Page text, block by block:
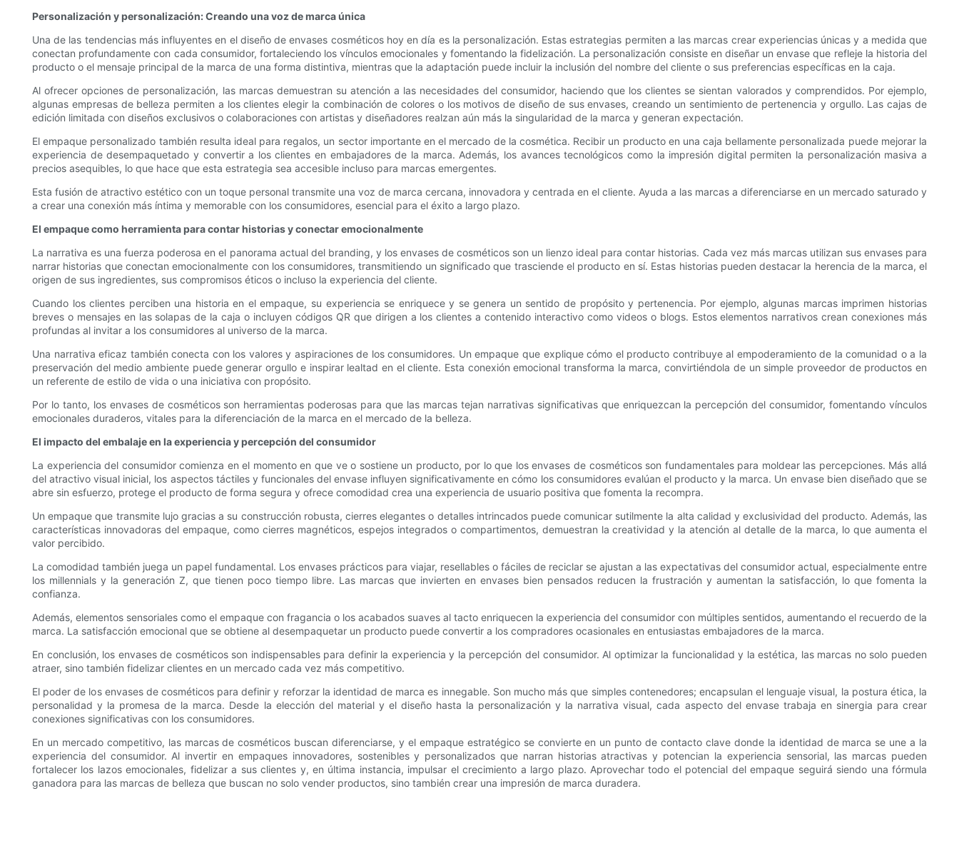
Personalización y personalización: Creando una voz de marca única
Una de las tendencias más influyentes en el diseño de envases cosméticos hoy en día es la personalización. Estas estrategias permiten a las marcas crear experiencias únicas y a medida que
conectan profundamente con cada consumidor, fortaleciendo los vínculos emocionales y fomentando la fidelización. La personalización consiste en diseñar un envase que refleje la historia del
producto o el mensaje principal de la marca de una forma distintiva, mientras que la adaptación puede incluir la inclusión del nombre del cliente o sus preferencias específicas en la caja.
Al ofrecer opciones de personalización, las marcas demuestran su atención a las necesidades del consumidor, haciendo que los clientes se sientan valorados y comprendidos. Por ejemplo,
algunas empresas de belleza permiten a los clientes elegir la combinación de colores o los motivos de diseño de sus envases, creando un sentimiento de pertenencia y orgullo. Las cajas de
edición limitada con diseños exclusivos o colaboraciones con artistas y diseñadores realzan aún más la singularidad de la marca y generan expectación.
El empaque personalizado también resulta ideal para regalos, un sector importante en el mercado de la cosmética. Recibir un producto en una caja bellamente personalizada puede mejorar la
experiencia de desempaquetado y convertir a los clientes en embajadores de la marca. Además, los avances tecnológicos como la impresión digital permiten la personalización masiva a
precios asequibles, lo que hace que esta estrategia sea accesible incluso para marcas emergentes.
Esta fusión de atractivo estético con un toque personal transmite una voz de marca cercana, innovadora y centrada en el cliente. Ayuda a las marcas a diferenciarse en un mercado saturado y
a crear una conexión más íntima y memorable con los consumidores, esencial para el éxito a largo plazo.
El empaque como herramienta para contar historias y conectar emocionalmente
La narrativa es una fuerza poderosa en el panorama actual del branding, y los envases de cosméticos son un lienzo ideal para contar historias. Cada vez más marcas utilizan sus envases para
narrar historias que conectan emocionalmente con los consumidores, transmitiendo un significado que trasciende el producto en sí. Estas historias pueden destacar la herencia de la marca, el
origen de sus ingredientes, sus compromisos éticos o incluso la experiencia del cliente.
Cuando los clientes perciben una historia en el empaque, su experiencia se enriquece y se genera un sentido de propósito y pertenencia. Por ejemplo, algunas marcas imprimen historias
breves o mensajes en las solapas de la caja o incluyen códigos QR que dirigen a los clientes a contenido interactivo como videos o blogs. Estos elementos narrativos crean conexiones más
profundas al invitar a los consumidores al universo de la marca.
Una narrativa eficaz también conecta con los valores y aspiraciones de los consumidores. Un empaque que explique cómo el producto contribuye al empoderamiento de la comunidad o a la
preservación del medio ambiente puede generar orgullo e inspirar lealtad en el cliente. Esta conexión emocional transforma la marca, convirtiéndola de un simple proveedor de productos en
un referente de estilo de vida o una iniciativa con propósito.
Por lo tanto, los envases de cosméticos son herramientas poderosas para que las marcas tejan narrativas significativas que enriquezcan la percepción del consumidor, fomentando vínculos
emocionales duraderos, vitales para la diferenciación de la marca en el mercado de la belleza.
El impacto del embalaje en la experiencia y percepción del consumidor
La experiencia del consumidor comienza en el momento en que ve o sostiene un producto, por lo que los envases de cosméticos son fundamentales para moldear las percepciones. Más allá
del atractivo visual inicial, los aspectos táctiles y funcionales del envase influyen significativamente en cómo los consumidores evalúan el producto y la marca. Un envase bien diseñado que se
abre sin esfuerzo, protege el producto de forma segura y ofrece comodidad crea una experiencia de usuario positiva que fomenta la recompra.
Un empaque que transmite lujo gracias a su construcción robusta, cierres elegantes o detalles intrincados puede comunicar sutilmente la alta calidad y exclusividad del producto. Además, las
características innovadoras del empaque, como cierres magnéticos, espejos integrados o compartimentos, demuestran la creatividad y la atención al detalle de la marca, lo que aumenta el
valor percibido.
La comodidad también juega un papel fundamental. Los envases prácticos para viajar, resellables o fáciles de reciclar se ajustan a las expectativas del consumidor actual, especialmente entre
los millennials y la generación Z, que tienen poco tiempo libre. Las marcas que invierten en envases bien pensados ​​reducen la frustración y aumentan la satisfacción, lo que fomenta la
confianza.
Además, elementos sensoriales como el empaque con fragancia o los acabados suaves al tacto enriquecen la experiencia del consumidor con múltiples sentidos, aumentando el recuerdo de la
marca. La satisfacción emocional que se obtiene al desempaquetar un producto puede convertir a los compradores ocasionales en entusiastas embajadores de la marca.
En conclusión, los envases de cosméticos son indispensables para definir la experiencia y la percepción del consumidor. Al optimizar la funcionalidad y la estética, las marcas no solo pueden
atraer, sino también fidelizar clientes en un mercado cada vez más competitivo.
El poder de los envases de cosméticos para definir y reforzar la identidad de marca es innegable. Son mucho más que simples contenedores; encapsulan el lenguaje visual, la postura ética, la
personalidad y la promesa de la marca. Desde la elección del material y el diseño hasta la personalización y la narrativa visual, cada aspecto del envase trabaja en sinergia para crear
conexiones significativas con los consumidores.
En un mercado competitivo, las marcas de cosméticos buscan diferenciarse, y el empaque estratégico se convierte en un punto de contacto clave donde la identidad de marca se une a la
experiencia del consumidor. Al invertir en empaques innovadores, sostenibles y personalizados que narran historias atractivas y potencian la experiencia sensorial, las marcas pueden
fortalecer los lazos emocionales, fidelizar a sus clientes y, en última instancia, impulsar el crecimiento a largo plazo. Aprovechar todo el potencial del empaque seguirá siendo una fórmula
ganadora para las marcas de belleza que buscan no solo vender productos, sino también crear una impresión de marca duradera.